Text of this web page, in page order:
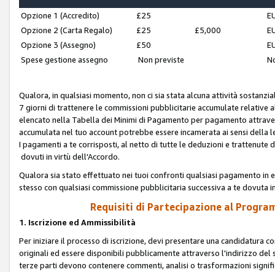
Opzione 1 (Accredito) £25
Opzione 2 (Carta Regalo)
£25 £5,000
Opzione 3 (Assegno)
£50
Spese gestione assegno
Non previste
Qualora, in qualsiasi momento, non ci sia stata alcuna attività
7 giorni di trattenere le commissioni pubblicitarie accumulate
elencato nella Tabella dei Minimi di Pagamento per pagamento
accumulata nel tuo account potrebbe essere incamerata ai sensi
I pagamenti a te corrisposti, al netto di tutte le deduzioni e trattenute
dovuti in virtù dell'Accordo.
Qualora sia stato effettuato nei tuoi confronti qualsiasi pagamento in
stesso con qualsiasi commissione pubblicitaria successiva a te dovuta
Requisiti di Partecipazione al
1. Iscrizione ed Ammissibilità
Per iniziare il processo di iscrizione, devi presentare una candidatura
originali ed essere disponibili pubblicamente attraverso l'indirizzo
terze parti devono contenere commenti, analisi o trasformazioni